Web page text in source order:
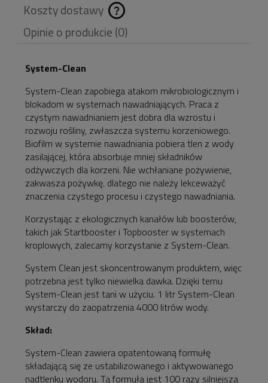
Koszty dostawy
Cena nie zawiera
ewentualnych kosztów
płatności
Opinie o produkcie (0)
System-Clean
System-Clean zapobiega atakom mikrobiologicznym i
blokadom w systemach nawadniających. Praca z
czystym nawadnianiem jest dobra dla wzrostu i
rozwoju rośliny, zwłaszcza systemu korzeniowego.
Biofilm w systemie nawadniania pobiera tlen z wody
zasilającej, która absorbuje mniej składników
odżywczych dla korzeni. Nie wchłaniane pożywienie,
zakwasza pożywkę. dlatego nie należy lekceważyć
znaczenia czystego procesu i czystego nawadniania.
Korzystając z ekologicznych kanałów lub boosterów,
takich jak Startbooster i Topbooster w systemach
kroplowych, zalecamy korzystanie z System-Clean.
System Clean jest skoncentrowanym produktem, więc
potrzebna jest tylko niewielka dawka. Dzięki temu
System-Clean jest tani w użyciu. 1 litr System-Clean
wystarczy do zaopatrzenia 4000 litrów wody.
Skład:
System-Clean zawiera opatentowaną formułę
składającą się ze ustabilizowanego i aktywowanego
nadtlenku wodoru. Ta formuła jest 100 razy silniejsza